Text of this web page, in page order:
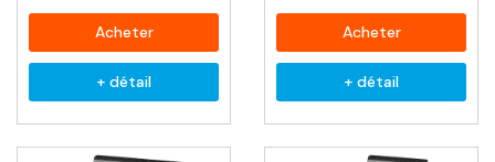
Acheter
+ détail
Acheter
+ détail